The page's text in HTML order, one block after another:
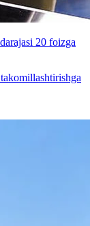
20 foizga